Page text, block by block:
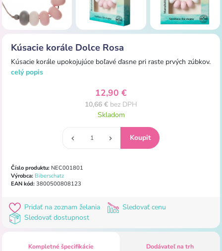
Kúsacie korále Dolce Rosa
Kúsacie korále upokojujúce boľavé ďasne pri raste prvých zúbkov.
celý popis
12,90 €
10,66 € bez DPH
Skladom
Číslo produktu:NEC001801
Výrobca: Biberschatz
EAN kód:3800500808123
Pridať na zoznam želania
Sledovať cenu
Sledovať dostupnost
Kompletné špecifikácie Dodávateľ na trh